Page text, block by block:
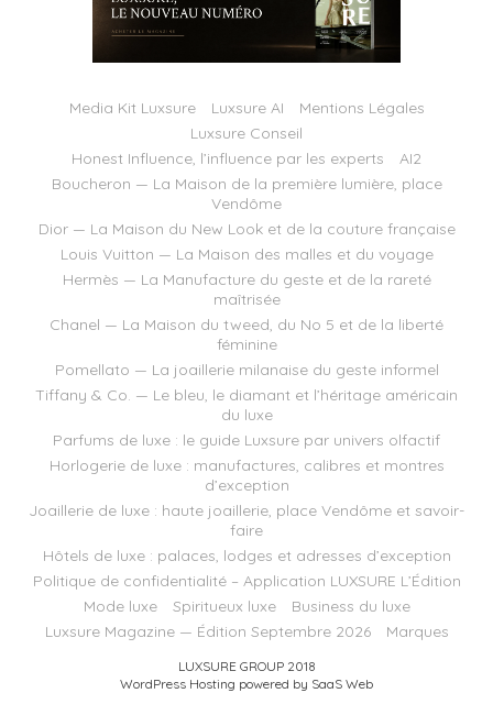
Media Kit Luxsure Luxsure AI
Mentions Légales
Luxsure Conseil
Honest Influence, l’influence par les experts
AI2
Boucheron — La Maison de la première lumière, place
Vendôme
Dior — La Maison du New Look et de la couture française
Louis Vuitton — La Maison des malles et du voyage
Hermès — La Manufacture du geste et de la rareté
maîtrisée
Chanel — La Maison du tweed, du No 5 et de la liberté
féminine
Pomellato — La joaillerie milanaise du geste informel
Tiffany & Co. — Le bleu, le diamant et l’héritage américain
du luxe
Parfums de luxe : le guide Luxsure par univers olfactif
Horlogerie de luxe : manufactures, calibres et montres
d’exception
Joaillerie de luxe : haute joaillerie, place Vendôme et savoir-
faire
Hôtels de luxe : palaces, lodges et adresses d’exception
Politique de confidentialité – Application LUXSURE L’Édition
Mode luxe
Spiritueux luxe
Business du luxe
Luxsure Magazine — Édition Septembre 2026
Marques
LUXSURE GROUP 2018
WordPress Hosting powered by SaaS Web